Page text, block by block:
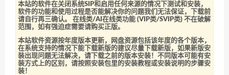
本站的软件在关闭系统SIP和启用任何来源的情况下测试和安装，
软件的功能和使用过程是否能解决你的问题我们无法保证，下载前
请自行再三确认。 在线类/AI在线类功能 (VIP类/SVIP类) 不在破解
范围，如有强迫症需要请购买正版。
本站软件资源按年度版本更新，网盘资源包括该年度的各个版本，
在系统支持的情况下能下载新版的建议尽量下载新版，如果新版安
装出现问题无法解决，请下载之前的版本安装！不同版本可能有安
装方式上的区别，请按照安装包里的安装教程或安装说明的步骤安
装！